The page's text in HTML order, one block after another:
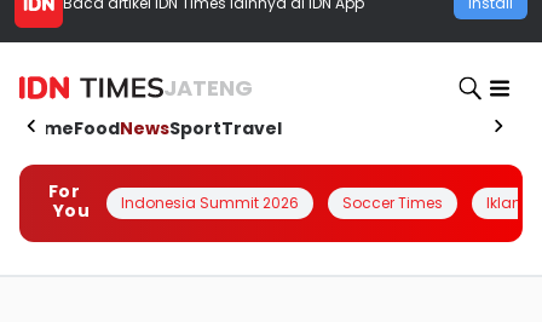
JATENG
HomeFoodNewsSportTravel
For
You
Indonesia Summit 2026 Soccer Times Iklanin